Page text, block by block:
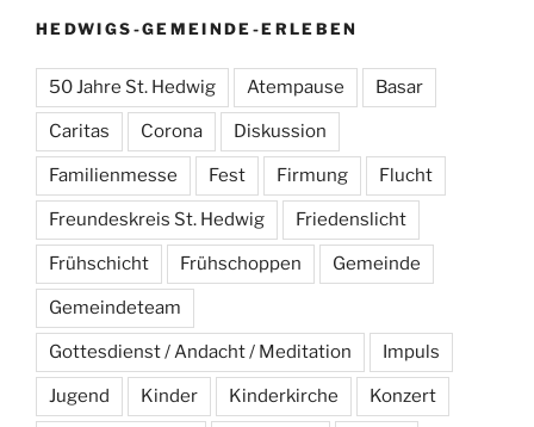
HEDWIGS-GEMEINDE-ERLEBEN
50 Jahre St. Hedwig Atempause Basar
Caritas Corona Diskussion
Familienmesse Fest Firmung Flucht
Freundeskreis St. Hedwig Friedenslicht
Frühschicht Frühschoppen Gemeinde
Gemeindeteam
Gottesdienst / Andacht / Meditation Impuls
Jugend Kinder Kinderkirche Konzert